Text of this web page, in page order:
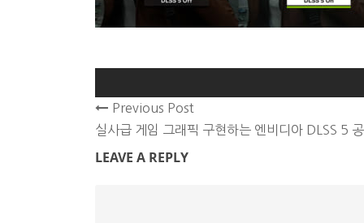
Previous Post
실사급 게임 그래픽 구현하는 엔비디아 DLSS 5
LEAVE A REPLY